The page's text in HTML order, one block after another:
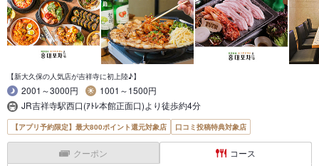
【新大久保の人気店が吉祥寺に初上陸♪】
2001～3000円
1001～1500円
JR吉祥寺駅西口(ｱﾄﾚ本館正面口)より徒歩約4分
【アプリ予約限定】最大800ポイント還元対象店 口コミ投稿特典対象店
クーポン コース